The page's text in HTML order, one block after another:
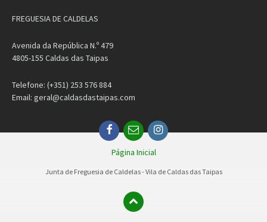
FREGUESIA DE CALDELAS
Avenida da República N.º 479
4805-155 Caldas das Taipas
Telefone: (+351) 253 576 884
Email: geral@caldasdastaipas.com
Facebook
EmailInstagram
Página Inicial
Junta de Freguesia de Caldelas - Vila de Caldas das Taipas